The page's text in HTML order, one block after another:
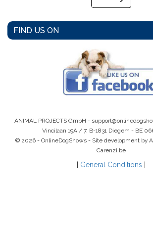
FIND US ON
ANIMAL PROJECTS GmbH -
Vincilaan 19A / 7, B-1831 Diegem - BE
© 2026 - OnlineDogShows - Site development by
Carenzi.be
General Conditions